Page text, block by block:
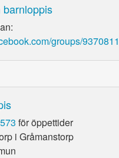
barnloppis
groups/
för öppettider
i Gråmanstorp